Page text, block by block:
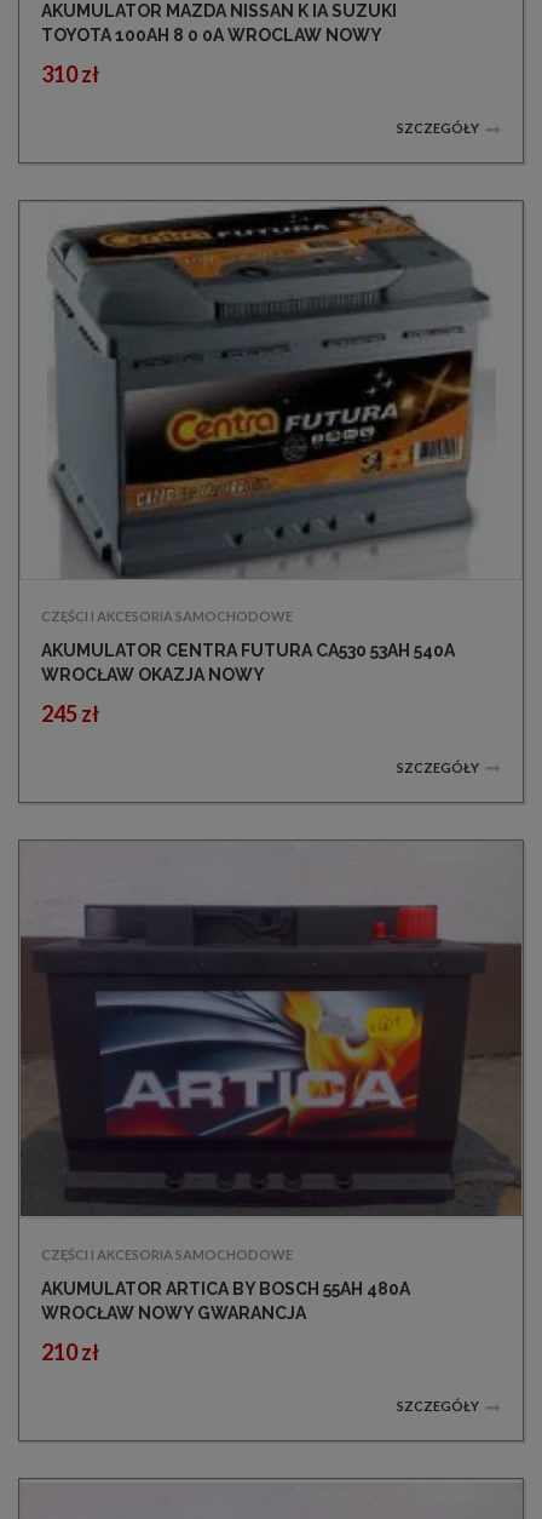
AKUMULATOR MAZDA NISSAN K IA SUZUKI
TOYOTA 100AH 8 0 0A WROCLAW NOWY
310 zł
SZCZEGÓŁY
CZĘŚCI I AKCESORIA SAMOCHODOWE
AKUMULATOR CENTRA FUTURA CA530 53AH 540A
WROCŁAW OKAZJA NOWY
245 zł
SZCZEGÓŁY
CZĘŚCI I AKCESORIA SAMOCHODOWE
AKUMULATOR ARTICA BY BOSCH 55AH 480A
WROCŁAW NOWY GWARANCJA
210 zł
SZCZEGÓŁY